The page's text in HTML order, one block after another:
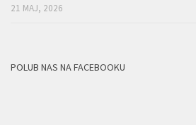
21 MAJ, 2026
POLUB NAS NA FACEBOOKU